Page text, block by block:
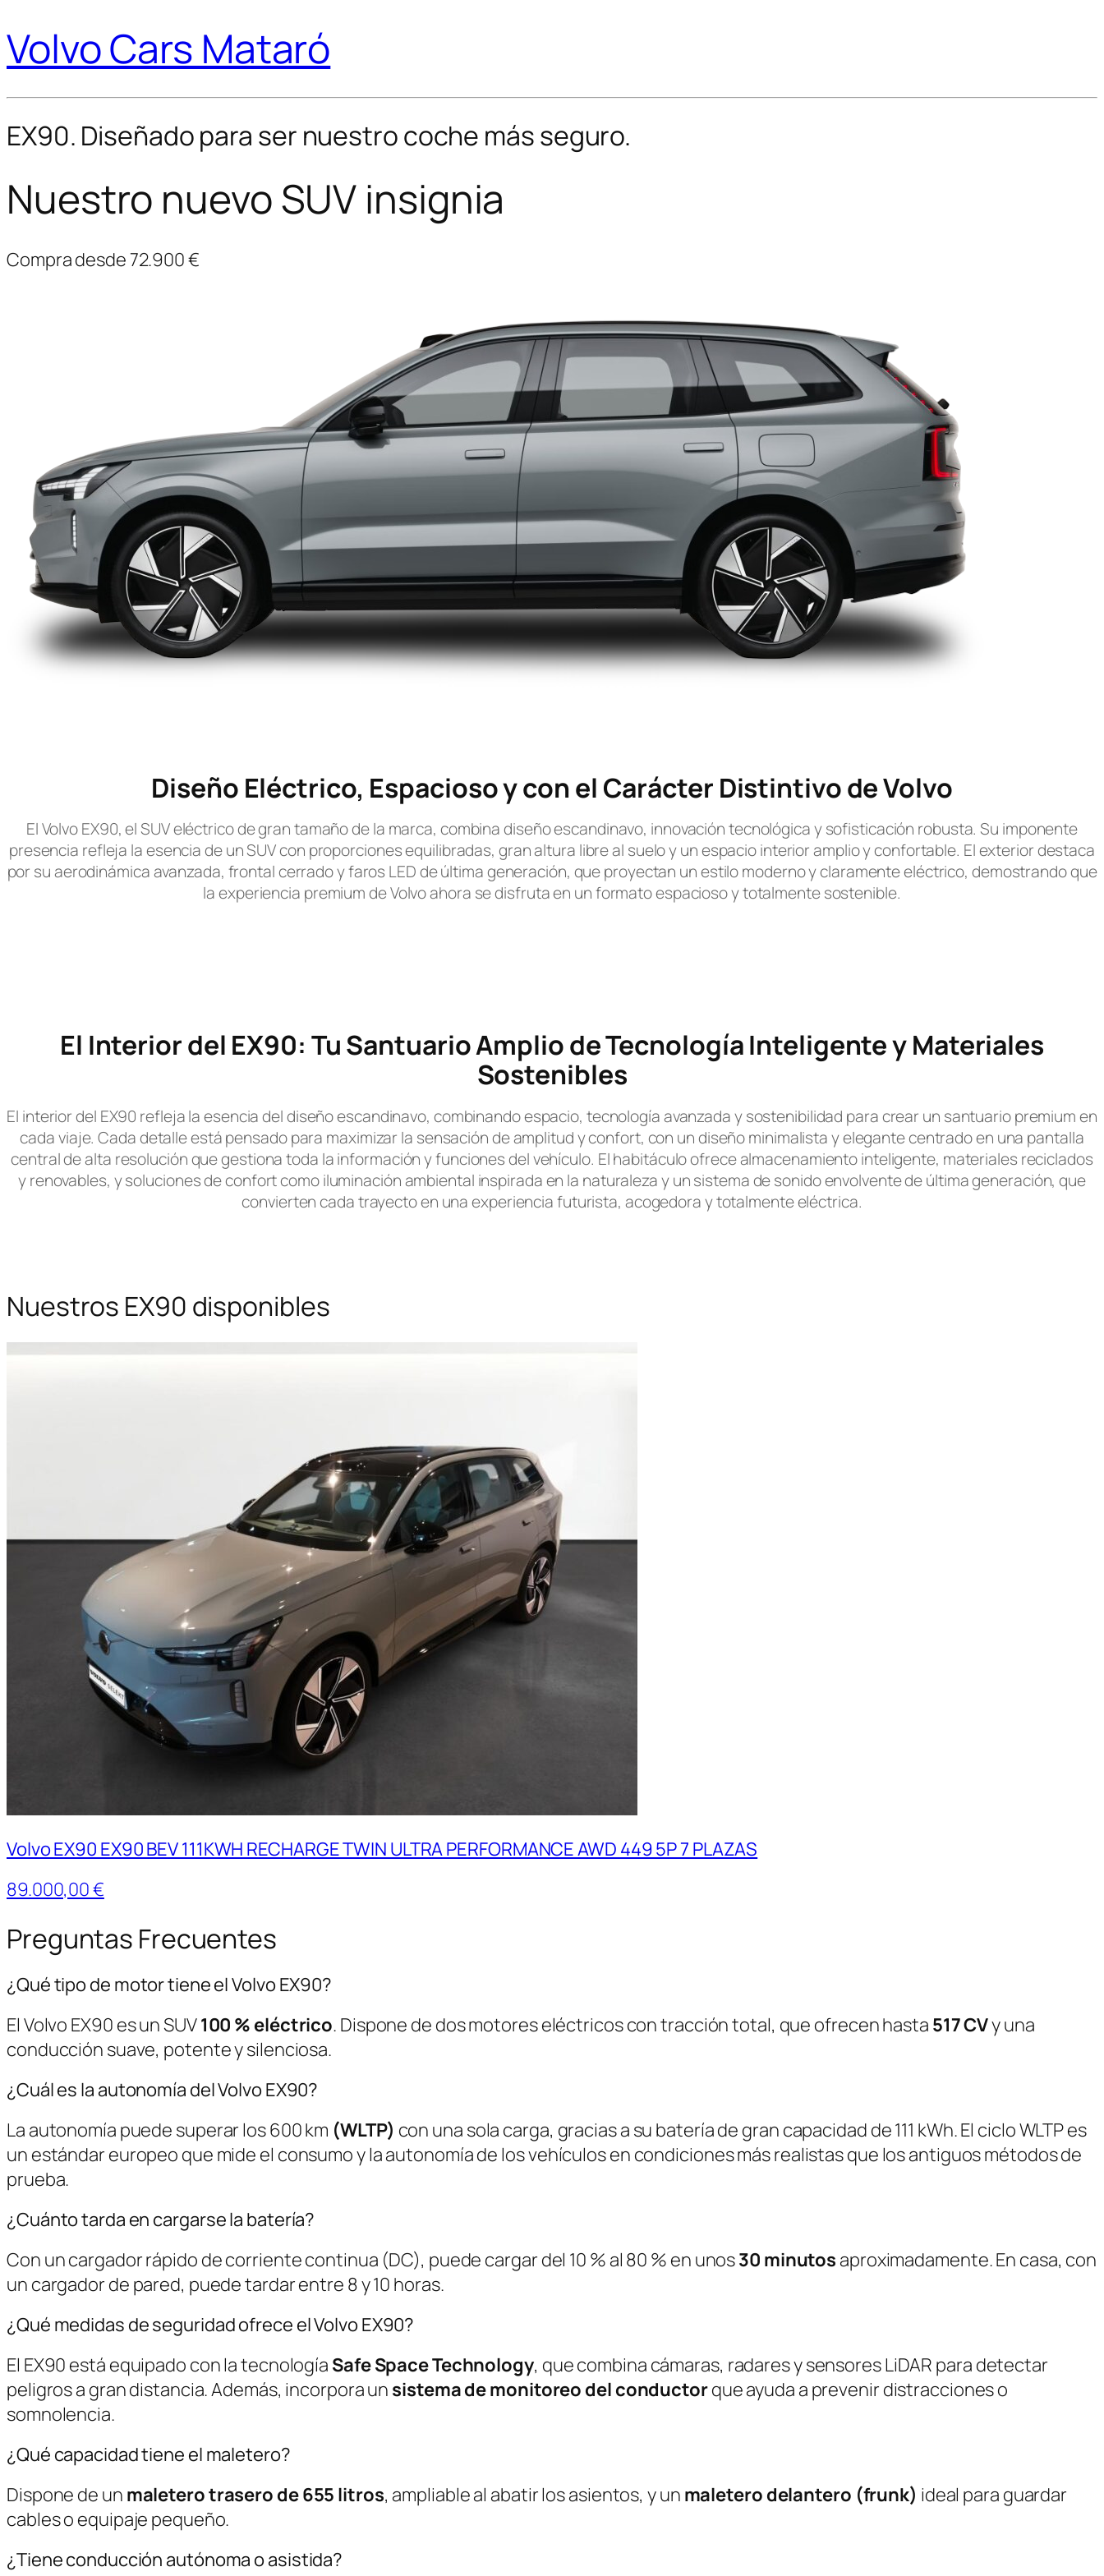
Volvo Cars Mataró
EX90. Diseñado para ser nuestro coche más seguro.
Nuestro nuevo SUV insignia
Compra desde 72.900 €
Diseño Eléctrico, Espacioso y con el Carácter Distintivo de Volvo
El Volvo EX90, el SUV eléctrico de gran tamaño de la marca, combina diseño escandinavo, innovación tecnológica y sofisticación robusta. Su imponente
presencia refleja la esencia de un SUV con proporciones equilibradas, gran altura libre al suelo y un espacio interior amplio y confortable. El exterior destaca
por su aerodinámica avanzada, frontal cerrado y faros LED de última generación, que proyectan un estilo moderno y claramente eléctrico, demostrando que
la experiencia premium de Volvo ahora se disfruta en un formato espacioso y totalmente sostenible.
El Interior del EX90: Tu Santuario Amplio de Tecnología Inteligente y Materiales
Sostenibles
El interior del EX90 refleja la esencia del diseño escandinavo, combinando espacio, tecnología avanzada y sostenibilidad para crear un santuario premium en
cada viaje. Cada detalle está pensado para maximizar la sensación de amplitud y confort, con un diseño minimalista y elegante centrado en una pantalla
central de alta resolución que gestiona toda la información y funciones del vehículo. El habitáculo ofrece almacenamiento inteligente, materiales reciclados
y renovables, y soluciones de confort como iluminación ambiental inspirada en la naturaleza y un sistema de sonido envolvente de última generación, que
convierten cada trayecto en una experiencia futurista, acogedora y totalmente eléctrica.
Nuestros EX90 disponibles
Volvo EX90 EX90 BEV 111KWH RECHARGE TWIN ULTRA PERFORMANCE AWD 449 5P 7 PLAZAS
89.000,00 €
Preguntas Frecuentes
¿Qué tipo de motor tiene el Volvo EX90?
El Volvo EX90 es un SUV100 % eléctrico. Dispone de dos motores eléctricos con tracción total, que ofrecen hasta 517 CVy una
conducción suave, potente y silenciosa.
¿Cuál es la autonomía del Volvo EX90?
La autonomía puede superar los 600 km (WLTP) con una sola carga, gracias a su batería de gran capacidad de 111 kWh. El ciclo WLTP es
un estándar europeo que mide el consumo y la autonomía de los vehículos en condiciones más realistas que los antiguos métodos de
prueba.
¿Cuánto tarda en cargarse la batería?
Con un cargador rápido de corriente continua (DC), puede cargar del 10 % al 80 % en unos30 minutos aproximadamente. En casa, con
un cargador de pared, puede tardar entre 8 y 10 horas.
¿Qué medidas de seguridad ofrece el Volvo EX90?
El EX90 está equipado con la tecnología Safe Space Technology, que combina cámaras, radares y sensores LiDAR para detectar
peligros a gran distancia. Además, incorpora un sistema de monitoreo del conductorque ayuda a prevenir distracciones o
somnolencia.
¿Qué capacidad tiene el maletero?
Dispone de un maletero trasero de 655 litros, ampliable al abatir los asientos, y un maletero delantero (frunk) ideal para guardar
cables o equipaje pequeño.
¿Tiene conducción autónoma o asistida?